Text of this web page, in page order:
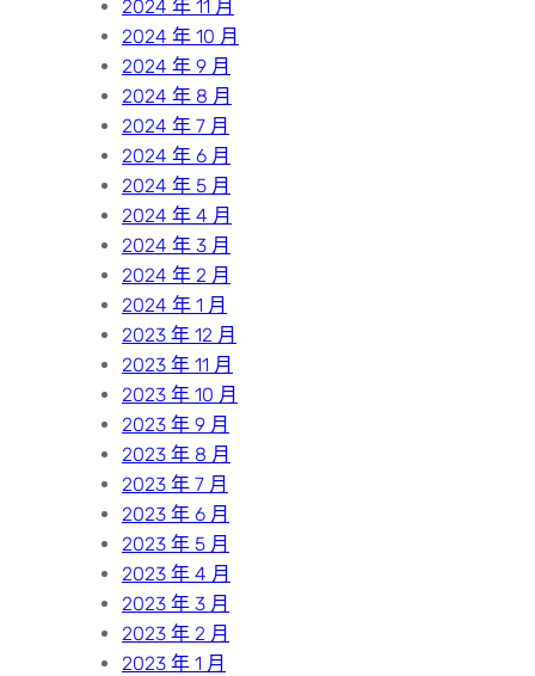
2024 年 11 月
2024 年 10 月
2024 年 9 月
2024 年 8 月
2024 年 7 月
2024 年 6 月
2024 年 5 月
2024 年 4 月
2024 年 3 月
2024 年 2 月
2024 年 1 月
2023 年 12 月
2023 年 11 月
2023 年 10 月
2023 年 9 月
2023 年 8 月
2023 年 7 月
2023 年 6 月
2023 年 5 月
2023 年 4 月
2023 年 3 月
2023 年 2 月
2023 年 1 月